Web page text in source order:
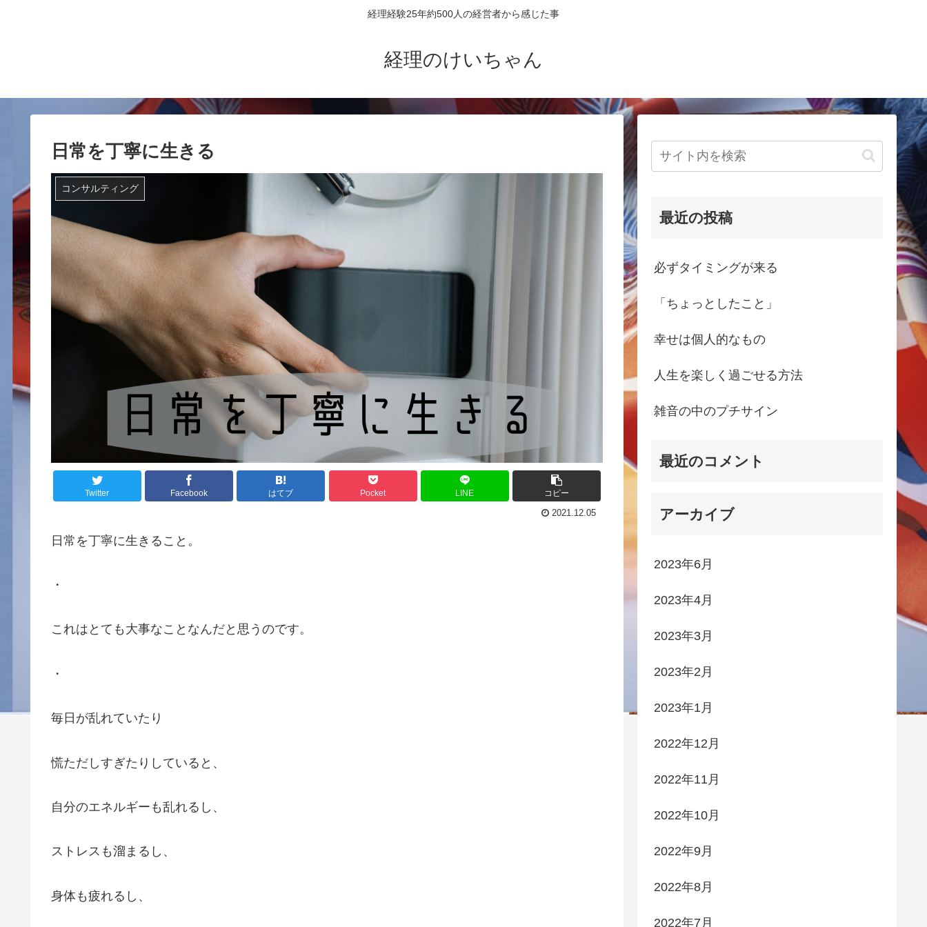
経理経験25年約500人の経営者から感じた事
経理のけいちゃん
日常を丁寧に生きる
コンサルティング
Twitter Facebook はてブ Pocket LINE コピー
2021.12.05
日常を丁寧に生きること。
・
これはとても大事なことなんだと思うのです。
・
毎日が乱れていたり
慌ただしすぎたりしていると、
自分のエネルギーも乱れるし、
ストレスも溜まるし、
身体も疲れるし、
最近の投稿
必ずタイミングが来る
「ちょっとしたこと」
幸せは個人的なもの
人生を楽しく過ごせる方法
雑音の中のプチサイン
最近のコメント
アーカイブ
2023年6月
2023年4月
2023年3月
2023年2月
2023年1月
2022年12月
2022年11月
2022年10月
2022年9月
2022年8月
2022年7月